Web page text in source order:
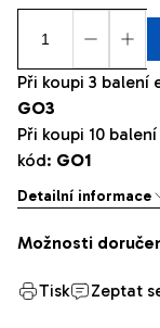
Možnosti
Při koupi 3 balení
GO3
Při koupi 10
kód: GO1
Detailní informace
Tisk Zeptat